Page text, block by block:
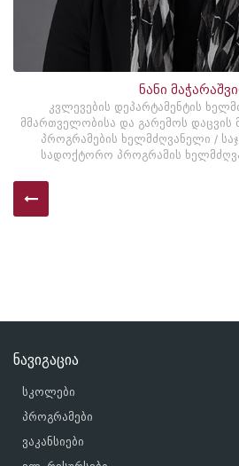
ნანი
კვლევების დეპარტამენტის
მმართველობისა და გარემოს დაცვის
პროგრამების ხელმძღვანელი /
სადოქტორო პროგრამის
ნავიგაცია
სკოლები
პროგრამები
ვაკანსიები